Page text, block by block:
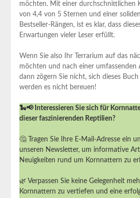
möchten.‌ Mit einer durchschnittlichen
von 4,4 von 5 ​Sternen und einer⁣
Bestseller-Rängen, ist es klar, dass
Erwartungen vieler ⁢Leser erfüllt.
Wenn ​Sie also⁤ Ihr Terrarium auf das
möchten und nach einer umfassenden
dann zögern Sie nicht, sich⁤ dieses
werden es nicht bereuen!
🐍📢 Interessieren Sie sich für
dieser faszinierenden Reptilien?
🤔 Tragen Sie Ihre E-Mail-Adresse ein
unseren Newsletter, um informative
Neuigkeiten rund um Kornnattern zu
🌿 Verpassen Sie keine Gelegenheit
Kornnattern zu vertiefen und eine